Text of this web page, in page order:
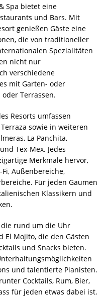
Spa bietet eine
und Bars. Mit
genießen Gäste eine
die von traditioneller
Spezialitäten
nicht nur
verschiedene
mit Garten- oder
Terrassen.
Resorts umfassen
sowie in weiteren
La Panchita,
Tex-Mex. Jedes
Merkmale hervor,
Außenbereiche,
Für jeden Gaumen
Klassikern und
rund um die Uhr
El Mojito, die den Gästen
und Snacks bieten.
und talentierte Pianisten.
Cocktails, Rum, Bier,
für jeden etwas dabei ist.